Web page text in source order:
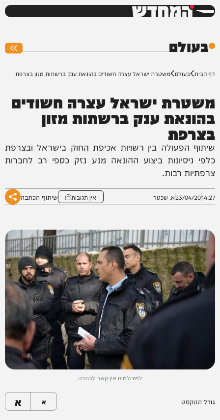
המחדש
בעולם
דף הבית בעולם משטרת ישראל עצרה חשודים בהונאת ענק ברשתות מזון בצרפת
משטרת ישראל עצרה חשודים
בהונאת ענק ברשתות מזון
בצרפת
שיתוף הפעולה בין רשויות אכיפת החוק בישראל ובצרפת
כלפי ניסיונות ביצוע ההונאה מנע נזק כספי רב לחברות
צרפתיות רבות.
14:27
23/04/20א. שכטר אין תגובות שיתוף הכתבה
למצולמים אין קשר לכתבה
גודל הטקסט א א